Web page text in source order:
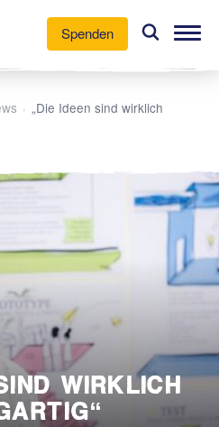
Spenden
› „Die Ideen sind wirklich
WIRKLICH